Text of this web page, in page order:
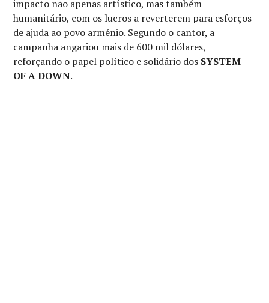
impacto não apenas artístico, mas também
humanitário, com os lucros a reverterem para esforços
de ajuda ao povo arménio. Segundo o cantor, a
campanha angariou mais de 600 mil dólares,
reforçando o papel político e solidário dos SYSTEM
OF A DOWN.